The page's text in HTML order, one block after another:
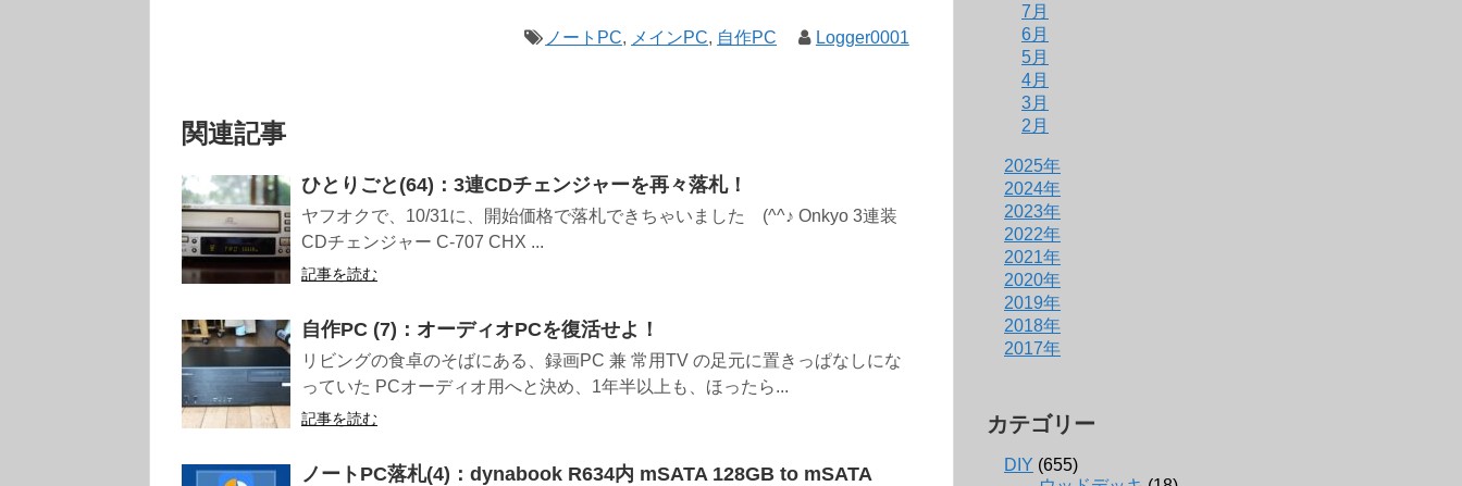
ノートPC, メインPC, 自作PC Logger0001
関連記事
ひとりごと(64)：3連CDチェンジャーを再々落札！
ヤフオクで、10/31に、開始価格で落札できちゃいました (^^♪ Onkyo 3連装
CDチェンジャー C-707 CHX ...
記事を読む
自作PC (7)：オーディオPCを復活せよ！
リビングの食卓のそばにある、録画PC 兼 常用TV の足元に置きっぱなしにな
っていた PCオーディオ用へと決め、1年半以上も、ほったら...
記事を読む
ノートPC落札(4)：dynabook R634内 mSATA 128GB to mSATA
7月
6月
5月
4月
3月
2月
2025年
2024年
2023年
2022年
2021年
2020年
2019年
2018年
2017年
カテゴリー
DIY (655)